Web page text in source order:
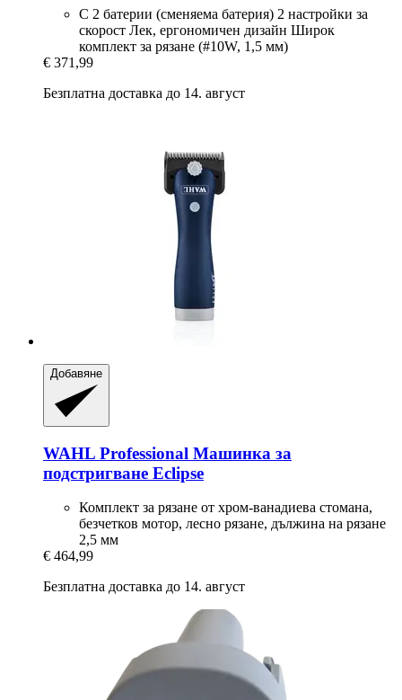
С 2 батерии (сменяема батерия) 2 настройки за
скорост Лек, ергономичен дизайн Широк
комплект за рязане (#10W, 1,5 мм)
€ 371,99
Безплатна доставка до 14. август
Добавяне
WAHL Professional Машинка за
подстригване Eclipse
Комплект за рязане от хром-ванадиева стомана,
безчетков мотор, лесно рязане, дължина на рязане
2,5 мм
€ 464,99
Безплатна доставка до 14. август